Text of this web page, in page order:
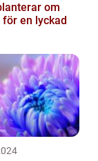
om
en lyckad